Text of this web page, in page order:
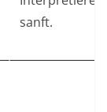
sanft.